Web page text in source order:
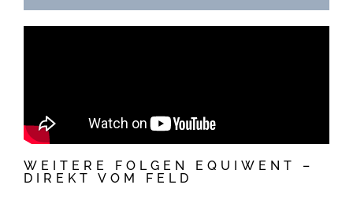
WEITERE FOLGEN EQUIWENT –
DIREKT VOM FELD